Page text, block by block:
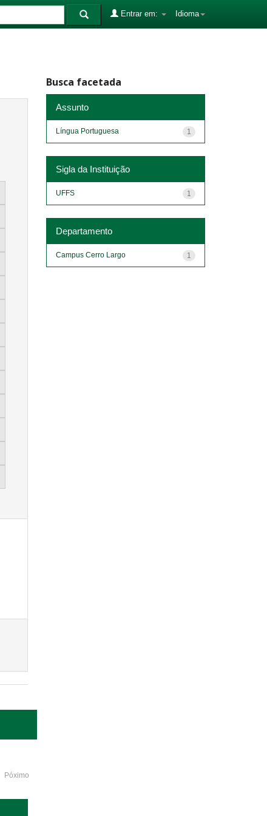
Idioma
Entrar em:
Póximo
Busca facetada
Assunto
1
Língua Portuguesa
Sigla da Instituição
1
UFFS
Departamento
1
Campus Cerro Largo